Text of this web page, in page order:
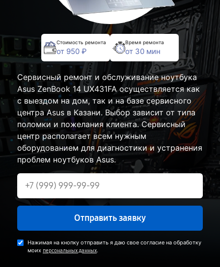
Стоимость ремонта
от 950 ₽
Время ремонта
от 30 мин
Сервисный ремонт и обслуживание ноутбука
Asus ZenBook 14 UX431FA осуществляется как
с выездом на дом, так и на базе сервисного
центра Asus в Казани. Выбор зависит от типа
поломки и пожелания клиента. Сервисный
центр располагает всем нужным
оборудованием для диагностики и устранения
проблем ноутбуков Asus.
Отправить заявку
Нажимая на кнопку отправить я даю свое согласие на обработку
моих персональных данных.